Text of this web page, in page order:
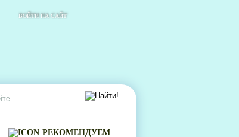
ВОЙТИ НА САЙТ
РЕКОМЕНДУЕМ